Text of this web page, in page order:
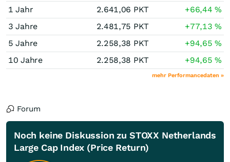
1 Jahr
2.641,06 PKT +66,44%
3 Jahre
2.481,75 PKT +77,13%
5 Jahre
2.258,38 PKT +94,65%
10 Jahre
2.258,38 PKT +94,65%
mehr Performancedaten »
Forum
Noch keine Diskussion zu STOXX Netherlands
Large Cap Index (Price Return)